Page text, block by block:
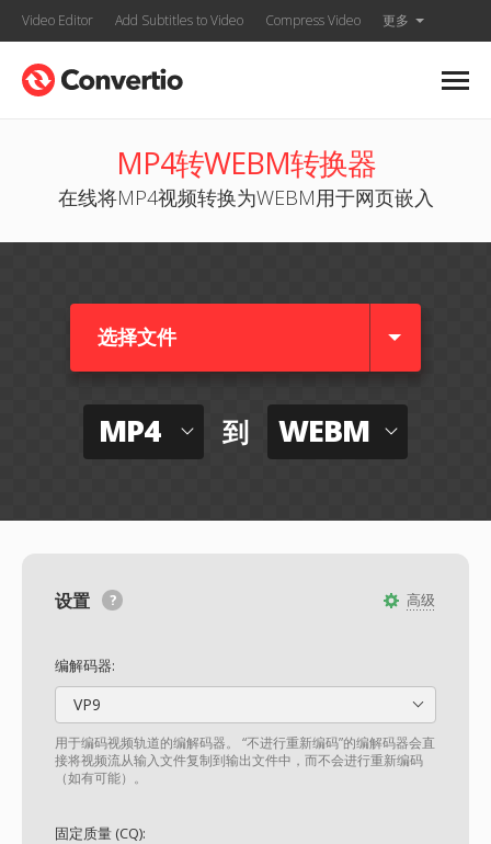
Video Editor Add Subtitles to Video Compress Video 更多
MP4转WEBM转换器
在线将MP4视频转换为WEBM用于网页嵌入
选择文件
MP4 到 WEBM
高级
设置
编解码器:
VP9
用于编码视频轨道的编解码器。 “不进行重新编码”的编解码器会直
接将视频流从输入文件复制到输出文件中，而不会进行重新编码
（如有可能）。
固定质量 (CQ):